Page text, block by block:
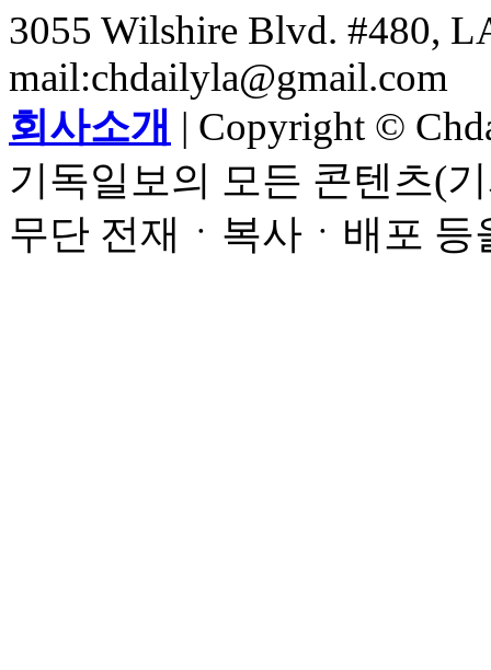
3055 Wilshire Blvd. #480,
mail:chdailyla@gmail.com
회사소개 | Copyright ©
기독일보의 모든 콘텐츠(
무단 전재ㆍ복사ㆍ배포 등